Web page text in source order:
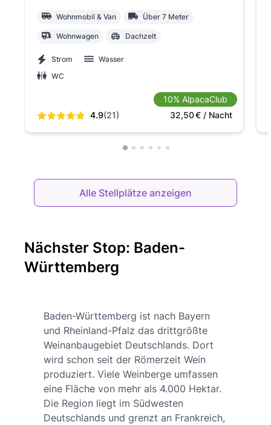
Wohnmobil & Van Über 7 Meter
Wohnwagen Dachzelt
Strom
Wasser
WC
4.9(21)
10% AlpacaClub
32,50€/ Nacht
Alle Stellplätze anzeigen
Nächster Stop: Baden-
Württemberg
Baden-Württemberg ist nach Bayern
und Rheinland-Pfalz das drittgrößte
Weinanbaugebiet Deutschlands. Dort
wird schon seit der Römerzeit Wein
produziert. Viele Weinberge umfassen
eine Fläche von mehr als 4.000 Hektar.
Die Region liegt im Südwesten
Deutschlands und grenzt an Frankreich,